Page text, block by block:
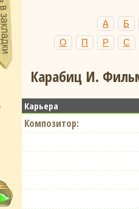
А
Б
О
П Р С
Карабиц И.
Карьера
Композитор: